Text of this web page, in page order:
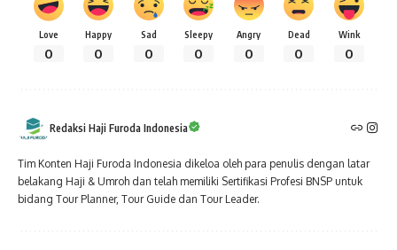
Love
0
Happy
0
Sad
0
Sleepy
0
Angry
0
Dead
0
Wink
0
Redaksi Haji Furoda Indonesia
Tim Konten Haji Furoda Indonesia dikeloa oleh para penulis dengan latar
belakang Haji & Umroh dan telah memiliki Sertifikasi Profesi BNSP untuk
bidang Tour Planner, Tour Guide dan Tour Leader.